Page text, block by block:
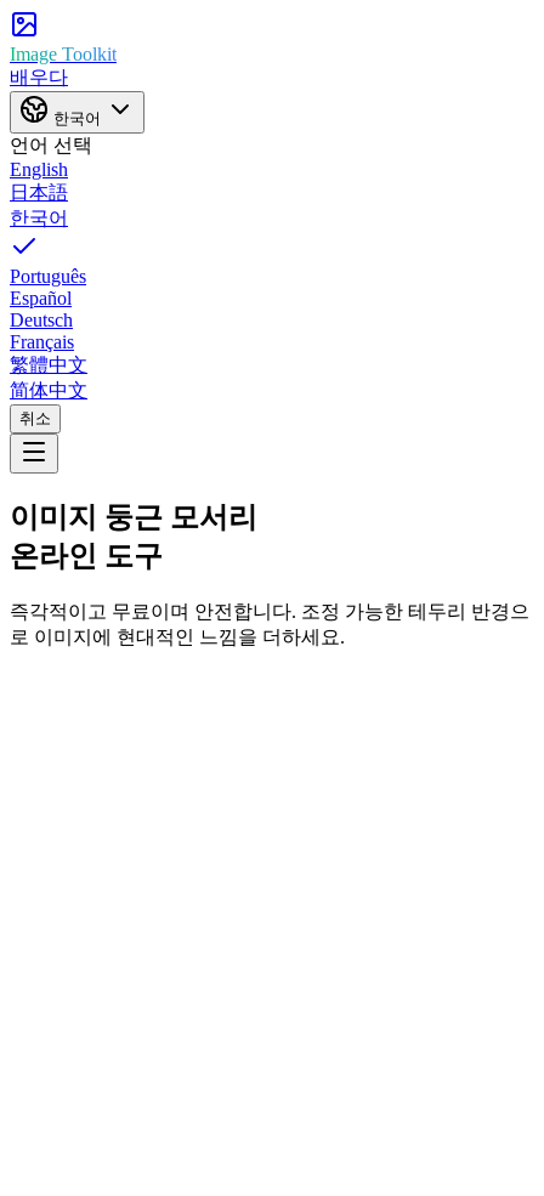
Image Toolkit
배우다
한국어
언어 선택
English
日本語
한국어
Português
Español
Deutsch
Français
繁體中文
简体中文
취소
이미지 둥근 모서리
온라인 도구
즉각적이고 무료이며 안전합니다. 조정 가능한 테두리 반경으
로 이미지에 현대적인 느낌을 더하세요.